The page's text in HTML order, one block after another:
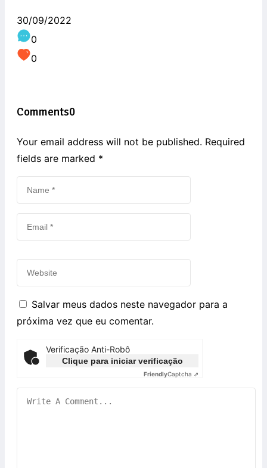
30/09/2022
0
0
Comments0
Your email address will not be published. Required
fields are marked *
Salvar meus dados neste navegador para a
próxima vez que eu comentar.
Verificação Anti-Robô
Clique para iniciar verificação
FriendlyCaptcha ⇗